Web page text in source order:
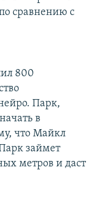
сравнению с
800
Парк,
в
что Майкл
займет
метров и даст